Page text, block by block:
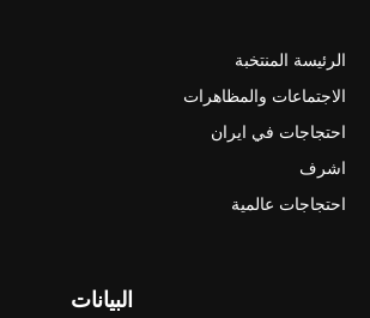
الرئيسة المنتخبة
الاجتماعات والمظاهرات
احتجاجات في ايران
اشرف
احتجاجات عالمية
البيانات